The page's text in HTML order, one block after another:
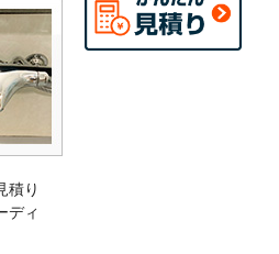
積り
ディ